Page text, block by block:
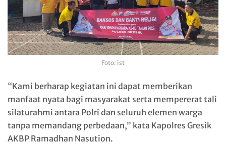
Foto: ist
“Kami berharap kegiatan ini dapat memberikan
manfaat nyata bagi masyarakat serta mempererat tali
silaturahmi antara Polri dan seluruh elemen warga
tanpa memandang perbedaan,” kata Kapolres Gresik
AKBP Ramadhan Nasution.